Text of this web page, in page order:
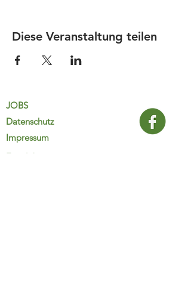
Diese Veranstaltung teilen
JOBS
Datenschutz
Impressum
FamiliJa